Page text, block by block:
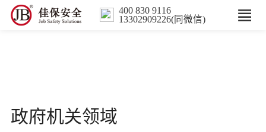
400 830 9116
13302909226(同微信)
数智解决方案
政府机关领域